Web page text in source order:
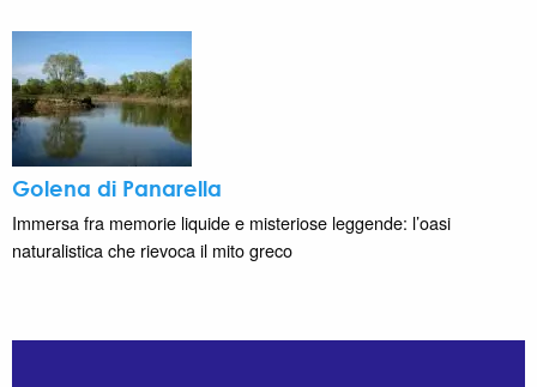
Golena di Panarella
Immersa fra memorie liquide e misteriose leggende: l’oasi
naturalistica che rievoca il mito greco